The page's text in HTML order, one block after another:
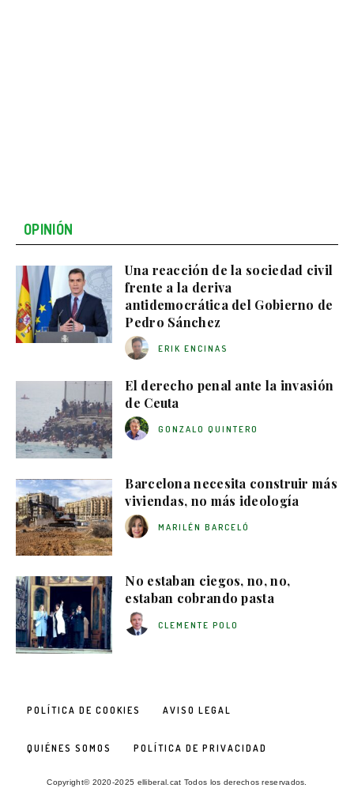
OPINIÓN
Una reacción de la sociedad civil
frente a la deriva
antidemocrática del Gobierno de
Pedro Sánchez
ERIK ENCINAS
El derecho penal ante la invasión
de Ceuta
GONZALO QUINTERO
Barcelona necesita construir más
viviendas, no más ideología
MARILÉN BARCELÓ
No estaban ciegos, no, no,
estaban cobrando pasta
CLEMENTE POLO
POLÍTICA DE COOKIES AVISO LEGAL
QUIÉNES SOMOS POLÍTICA DE PRIVACIDAD
Copyright© 2020-2025 elliberal.cat Todos los derechos reservados.